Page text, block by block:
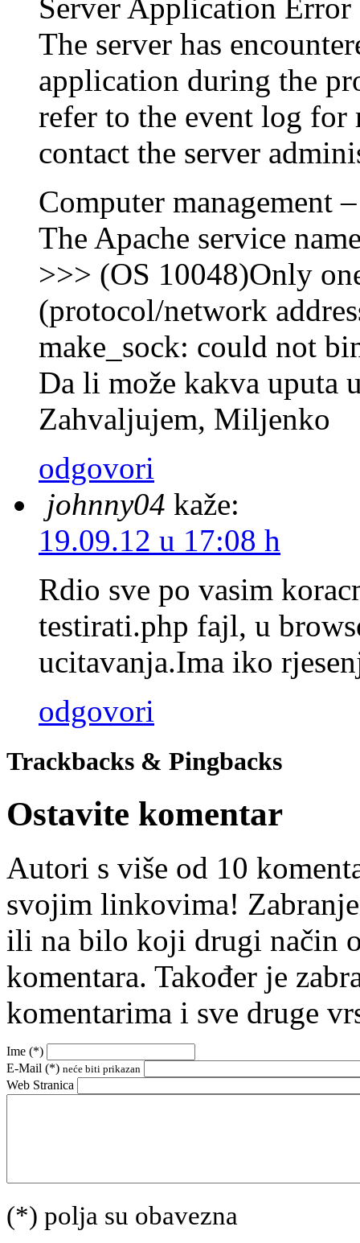
Server Application Error
The server has
application during the
refer to the event log for
contact the server
Computer management
The Apache service
>>> (OS 10048)Only
(protocol/network
make_sock: could not
Da li može kakva uputa
Zahvaljujem, Miljenko
odgovori
johnny04 kaže:
19.09.12 u 17:08 h
Rdio sve po vasim
testirati.php fajl, u
ucitavanja.Ima iko
odgovori
Trackbacks & Pingbacks
Ostavite komentar
Autori s više od 10
svojim linkovima!
ili na bilo koji drugi način
komentara. Također je
komentarima i sve druge
Ime (*)
E-Mail (*) neće biti prikazan
Web Stranica
(*) polja su obavezna